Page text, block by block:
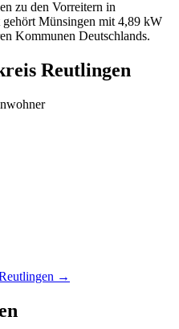
zu den Vorreitern in
Münsingen mit 4,89 kW
Kommunen Deutschlands.
Reutlingen
→